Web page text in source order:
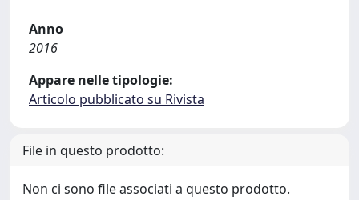
Anno
2016
Appare nelle tipologie:
Articolo pubblicato su Rivista
File in questo prodotto:
Non ci sono file associati a questo prodotto.